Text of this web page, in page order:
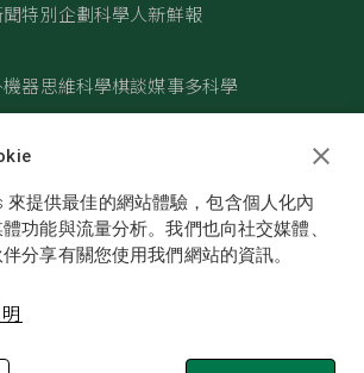
特別企劃科學人新鮮報
機器思維科學棋談媒事多科學
生態學
天文
提供最佳的網站體驗，包含個人化內
功能與流量分析。我們也向社交媒體、
分享有關您使用我們網站的資訊。